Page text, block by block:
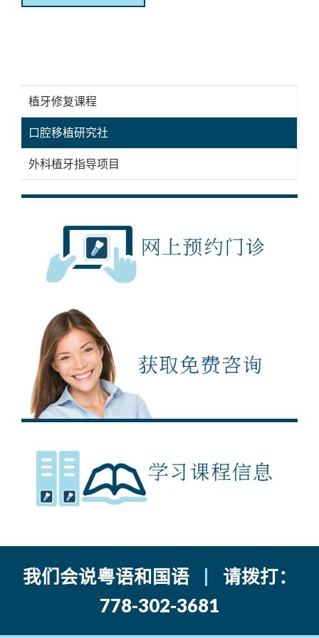
植牙修复课程
口腔移植研究社
外科植牙指导项目
我们会说粤语和国语
请拨打：
778-302-3681